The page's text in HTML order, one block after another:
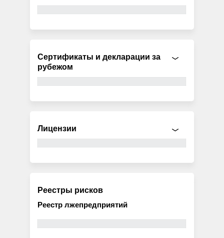
Сертификаты и декларации за
рубежом
Лицензии
Реестры рисков
Реестр лжепредприятий